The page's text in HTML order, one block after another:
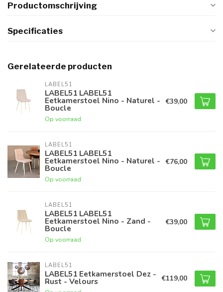
Productomschrijving
Specificaties
Gerelateerde producten
LABEL51
LABEL51 LABEL51
Eetkamerstoel Nino - Naturel -
Boucle
Op voorraad
€39,00
LABEL51
LABEL51 LABEL51
Eetkamerstoel Nino - Naturel -
Boucle
Op voorraad
€76,00
LABEL51
LABEL51 LABEL51
Eetkamerstoel Nino - Zand -
Boucle
Op voorraad
€39,00
LABEL51
LABEL51 Eetkamerstoel Dez -
Rust - Velours €119,00